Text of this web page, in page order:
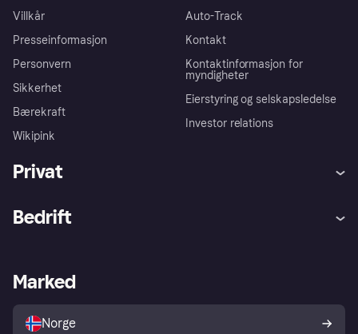
Villkår
Presseinformasjon
Personvern
Sikkerhet
Bærekraft
Wikipink
Auto-Track
Kontakt
Kontaktinformasjon for
myndigheter
Eierstyring og selskapsledelse
Investor relations
Privat
Utforsk butikker
Bedrift
Merchant portal
Marked
Norge